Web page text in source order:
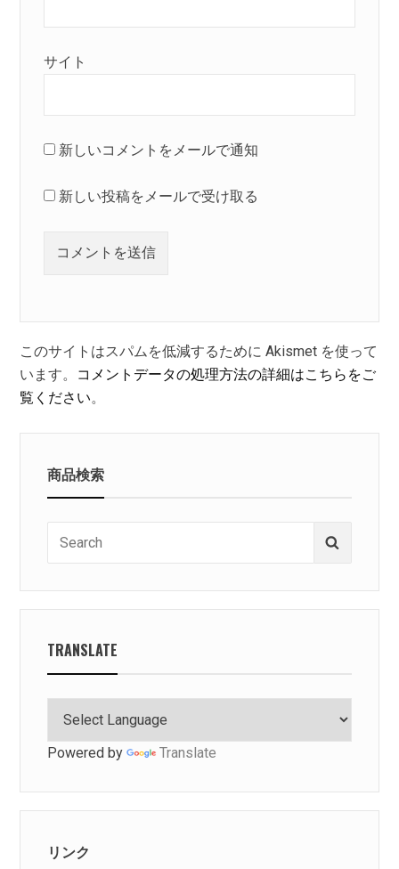
サイト
新しいコメントをメールで通知
新しい投稿をメールで受け取る
このサイトはスパムを低減するために Akismet を使って
います。 コメントデータの処理方法の詳細はこちらをご
覧ください。
商品検索
TRANSLATE
Powered by Translate
リンク